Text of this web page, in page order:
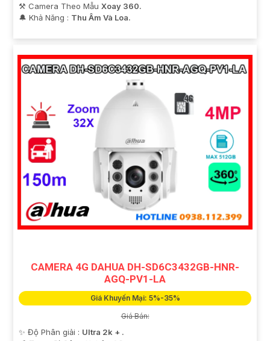
⚒ Camera Theo Mẫu Xoay 360.
️🔔 Khả Năng : Thu Âm Và Loa.
CAMERA 4G DAHUA DH-SD6C3432GB-HNR-
AGQ-PV1-LA
Giá Khuyến Mại: 5%-35%
Giá Bán:
✨ Độ Phân giải : Ultra 2k + .